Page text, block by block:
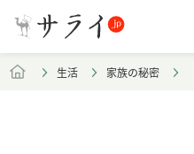
生活 家族の秘密